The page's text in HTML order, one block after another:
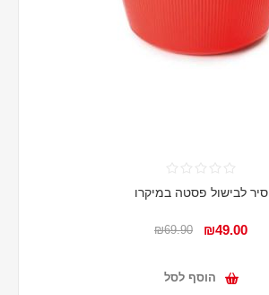
סיר לבישול פסטה במיקרו
₪49.00
₪69.90
הוסף לסל